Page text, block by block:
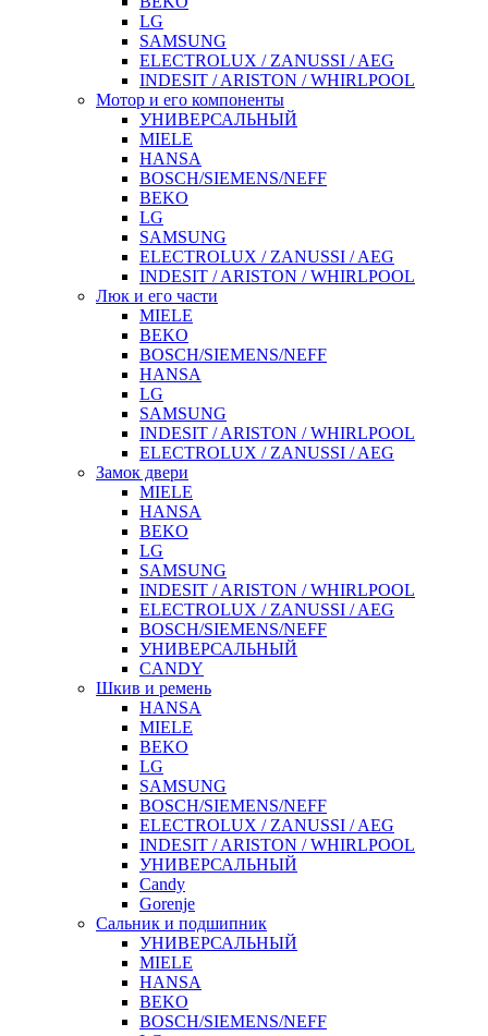
LG
SAMSUNG
ELECTROLUX / ZANUSSI / AEG
INDESIT / ARISTON / WHIRLPOOL
Мотор и его компоненты
УНИВЕРСАЛЬНЫЙ
MIELE
HANSA
BOSCH/SIEMENS/NEFF
BEKO
LG
SAMSUNG
ELECTROLUX / ZANUSSI / AEG
INDESIT / ARISTON / WHIRLPOOL
Люк и его части
MIELE
BEKO
BOSCH/SIEMENS/NEFF
HANSA
LG
SAMSUNG
INDESIT / ARISTON / WHIRLPOOL
ELECTROLUX / ZANUSSI / AEG
Замок двери
MIELE
HANSA
BEKO
LG
SAMSUNG
INDESIT / ARISTON / WHIRLPOOL
ELECTROLUX / ZANUSSI / AEG
BOSCH/SIEMENS/NEFF
УНИВЕРСАЛЬНЫЙ
CANDY
Шкив и ремень
HANSA
MIELE
BEKO
LG
SAMSUNG
BOSCH/SIEMENS/NEFF
ELECTROLUX / ZANUSSI / AEG
INDESIT / ARISTON / WHIRLPOOL
УНИВЕРСАЛЬНЫЙ
Candy
Gorenje
Сальник и подшипник
УНИВЕРСАЛЬНЫЙ
MIELE
HANSA
BEKO
BOSCH/SIEMENS/NEFF